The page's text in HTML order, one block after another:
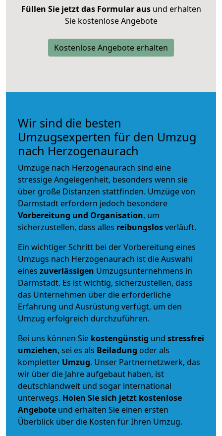
Füllen Sie jetzt das Formular ausund erhalten
Sie kostenlose Angebote
Kostenlose Angebote erhalten
Wir sind die besten
Umzugsexperten für den Umzug
nach Herzogenaurach
Umzüge nach Herzogenaurach sind eine
stressige Angelegenheit, besonders wenn sie
über große Distanzen stattfinden. Umzüge von
Darmstadt erfordern jedoch besondere
Vorbereitung und Organisation, um
sicherzustellen, dass alles reibungslosverläuft.
Ein wichtiger Schritt bei der Vorbereitung eines
Umzugs nach Herzogenaurach ist die Auswahl
eines zuverlässigen Umzugsunternehmens in
Darmstadt. Es ist wichtig, sicherzustellen, dass
das Unternehmen über die erforderliche
Erfahrung und Ausrüstung verfügt, um den
Umzug erfolgreich durchzuführen.
Bei uns können Sie kostengünstig und stressfrei
umziehen, sei es als Beiladung oder als
kompletter Umzug. Unser Partnernetzwerk, das
wir über die Jahre aufgebaut haben, ist
deutschlandweit und sogar international
unterwegs. Holen Sie sich jetzt kostenlose
Angebote und erhalten Sie einen ersten
Überblick über die Kosten für Ihren Umzug.